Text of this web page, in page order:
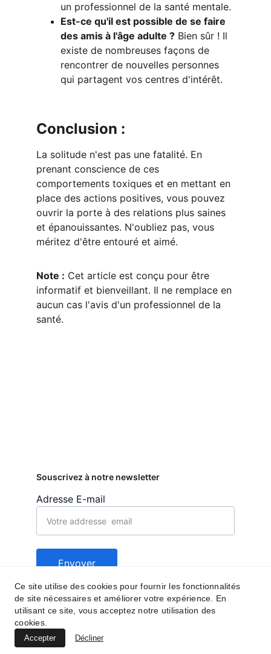
un professionnel de la santé mentale.
Est-ce qu'il est possible de se faire
des amis à l'âge adulte ? Bien sûr ! Il
existe de nombreuses façons de
rencontrer de nouvelles personnes
qui partagent vos centres d'intérêt.
Conclusion :
La solitude n'est pas une fatalité. En
prenant conscience de ces
comportements toxiques et en mettant en
place des actions positives, vous pouvez
ouvrir la porte à des relations plus saines
et épanouissantes. N'oubliez pas, vous
méritez d'être entouré et aimé.
Note : Cet article est conçu pour être
informatif et bienveillant. Il ne remplace en
aucun cas l'avis d'un professionnel de la
santé.
Contact
Adresse E-mail
Envoyer
behealfit.news@gmai
l.com
Suivez nous
Souscrivez à notre newsletter
Ce site utilise des cookies pour fournir les fonctionnalités
de site nécessaires et améliorer votre expérience. En
utilisant ce site, vous acceptez notre utilisation des
cookies.
Accepter Décliner